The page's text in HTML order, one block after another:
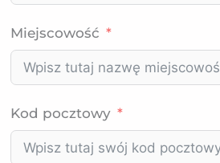
Miejscowość
Kod pocztowy